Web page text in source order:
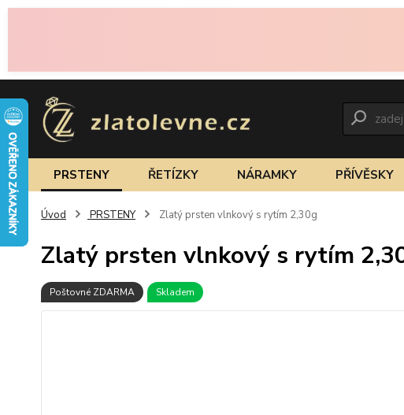
PRSTENY ŘETÍZKY NÁRAMKY PŘÍVĚSKY
Úvod PRSTENY Zlatý prsten vlnkový s rytím 2,30g
Zlatý prsten vlnkový s rytím
Poštovné ZDARMA Skladem